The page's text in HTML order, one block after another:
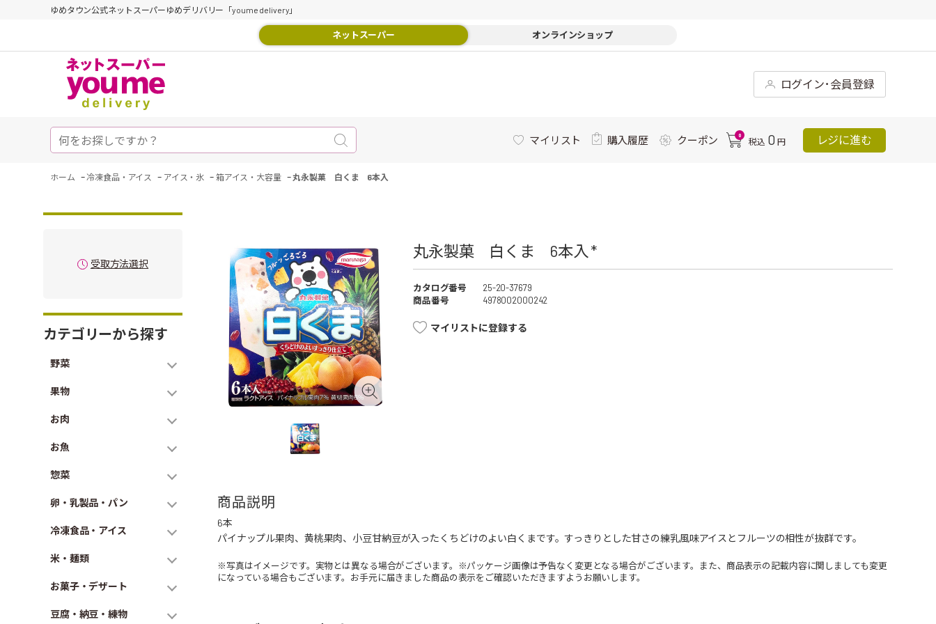
ゆめタウン公式ネットスーパーゆめデリバリー「youme delivery」
ネットスーパー オンラインショップ
ログイン･会員登録
マイリスト 購入履歴 クーポン 0
税込 0 円 レジに進む
ホーム - 冷凍食品・アイス - アイス・氷 - 箱アイス・大容量 -丸永製菓 白くま 6本入
受取方法選択
カテゴリーから探す
野菜
果物
お肉
お魚
惣菜
卵・乳製品・パン
冷凍食品・アイス
米・麺類
お菓子・デザート
豆腐・納豆・練物
丸永製菓 白くま 6本入 *
カタログ番号
25-20-37679
商品番号
4978002000242
マイリストに登録する
商品説明
6本
パイナップル果肉、黄桃果肉、小豆甘納豆が入ったくちどけのよい白くまです。すっきりとした甘さの練乳風味アイスとフルーツの相性が抜群です。
※写真はイメージです。実物とは異なる場合がございます。※パッケージ画像は予告なく変更となる場合がございます。また、商品表示の記載内容に関しましても変更
になっている場合もございます。お手元に届きました商品の表示をご確認いただきますようお願いします。